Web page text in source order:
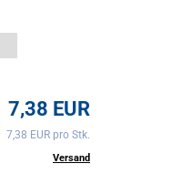
7,38 EUR
7,38 EUR pro Stk.
Versand